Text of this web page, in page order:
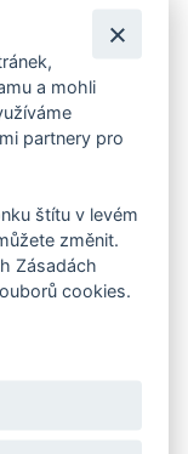
prostředí,
každodenní
a mohli
partnery pro
štítu v levém
změnit.
Zásadách
cookies.